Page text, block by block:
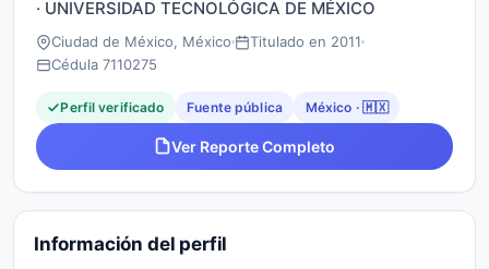
· UNIVERSIDAD TECNOLÓGICA DE MÉXICO
Ciudad de México, México
Titulado en 2011
Cédula 7110275
Perfil verificado Fuente pública México · 🇲🇽
Ver Reporte Completo
Información del perfil